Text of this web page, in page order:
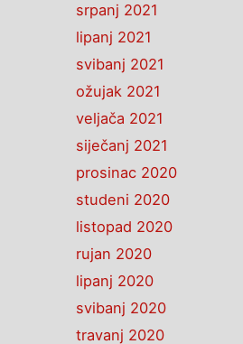
srpanj 2021
lipanj 2021
svibanj 2021
ožujak 2021
veljača 2021
siječanj 2021
prosinac 2020
studeni 2020
listopad 2020
rujan 2020
lipanj 2020
svibanj 2020
travanj 2020